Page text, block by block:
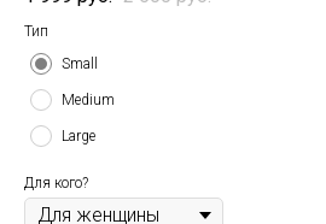
Тип
Small
Medium
Large
Для кого?